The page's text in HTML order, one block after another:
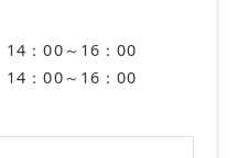
14：00～16：00
14：00～16：00